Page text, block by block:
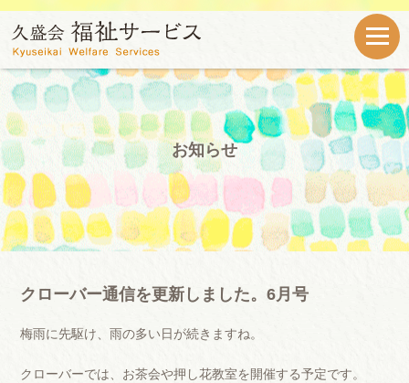
お知らせ
クローバー通信を更新しました。6月号
梅雨に先駆け、雨の多い日が続きますね。
クローバーでは、お茶会や押し花教室を開催する予定です。